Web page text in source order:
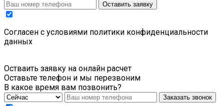
Оставить заявку
Cогласен с условиями политики конфиденциальности
данных
Остваить заявку на онлайн расчет
Оставьте телефон и мы перезвоним
В какое время вам позвонить?
Заказать звонок